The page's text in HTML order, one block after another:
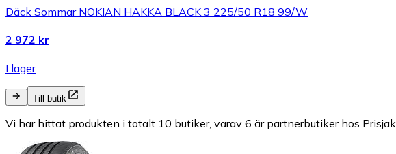
Däck Sommar NOKIAN HAKKA BLACK 3 225/50 R18 99/W
2 972 kr
I lager
Till butik
Vi har hittat produkten i totalt 10 butiker, varav 6 är partnerbutiker hos